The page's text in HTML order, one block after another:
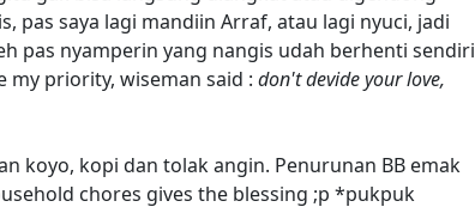
pas saya lagi mandiin Arraf, atau lagi nyuci, jadi
pas nyamperin yang nangis udah berhenti sendiri
my priority, wiseman said : don't devide your love,
koyo, kopi dan tolak angin. Penurunan BB emak
chores gives the blessing ;p *pukpuk